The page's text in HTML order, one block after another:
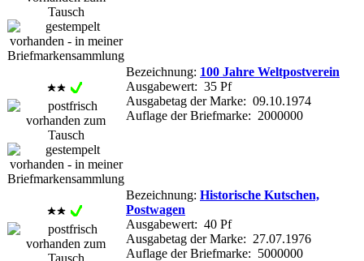
Bezeichnung: 100 Jahre Weltpostverein
Ausgabewert: 35 Pf
Ausgabetag der Marke: 09.10.1974
Auflage der Briefmarke: 2000000
Bezeichnung: Historische Kutschen,
Postwagen
Ausgabewert: 40 Pf
Ausgabetag der Marke: 27.07.1976
Auflage der Briefmarke: 5000000